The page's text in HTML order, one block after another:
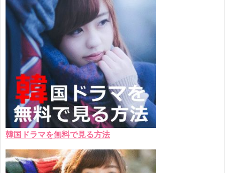
韓国ドラマを無料で見る方法